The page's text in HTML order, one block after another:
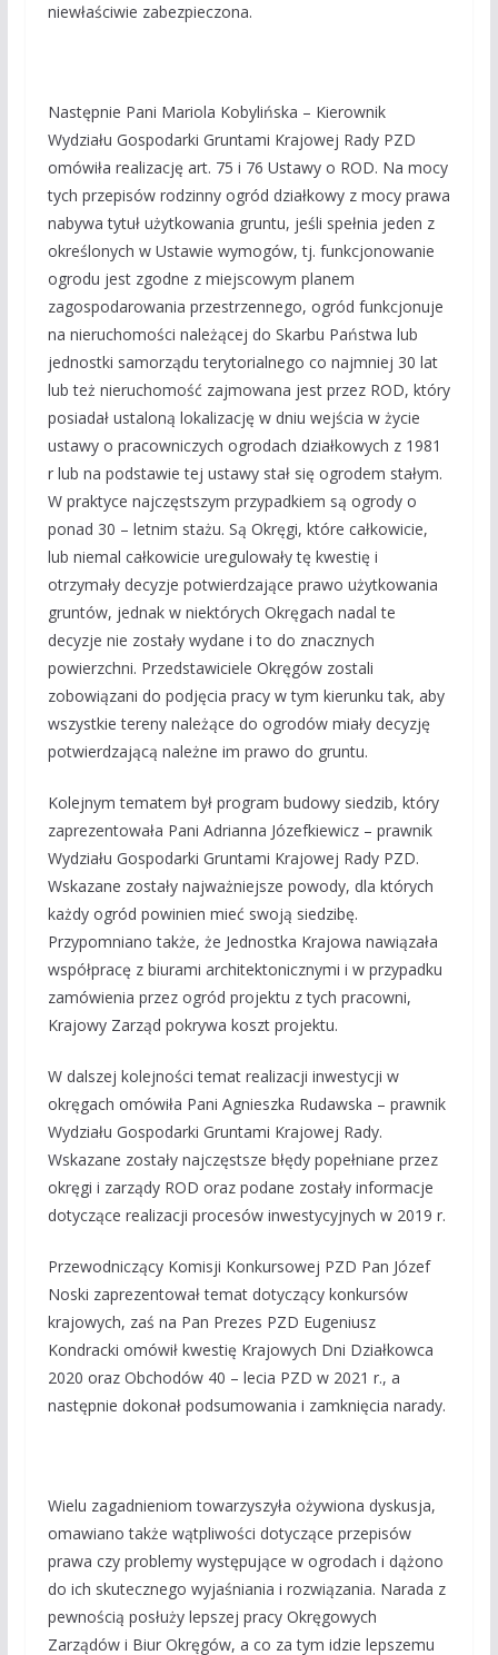
niewłaściwie zabezpieczona.
Następnie Pani Mariola Kobylińska – Kierownik
Wydziału Gospodarki Gruntami Krajowej Rady PZD
omówiła realizację art. 75 i 76 Ustawy o ROD. Na mocy
tych przepisów rodzinny ogród działkowy z mocy prawa
nabywa tytuł użytkowania gruntu, jeśli spełnia jeden z
określonych w Ustawie wymogów, tj. funkcjonowanie
ogrodu jest zgodne z miejscowym planem
zagospodarowania przestrzennego, ogród funkcjonuje
na nieruchomości należącej do Skarbu Państwa lub
jednostki samorządu terytorialnego co najmniej 30 lat
lub też nieruchomość zajmowana jest przez ROD, który
posiadał ustaloną lokalizację w dniu wejścia w życie
ustawy o pracowniczych ogrodach działkowych z 1981
r lub na podstawie tej ustawy stał się ogrodem stałym.
W praktyce najczęstszym przypadkiem są ogrody o
ponad 30 – letnim stażu. Są Okręgi, które całkowicie,
lub niemal całkowicie uregulowały tę kwestię i
otrzymały decyzje potwierdzające prawo użytkowania
gruntów, jednak w niektórych Okręgach nadal te
decyzje nie zostały wydane i to do znacznych
powierzchni. Przedstawiciele Okręgów zostali
zobowiązani do podjęcia pracy w tym kierunku tak, aby
wszystkie tereny należące do ogrodów miały decyzję
potwierdzającą należne im prawo do gruntu.
Kolejnym tematem był program budowy siedzib, który
zaprezentowała Pani Adrianna Józefkiewicz – prawnik
Wydziału Gospodarki Gruntami Krajowej Rady PZD.
Wskazane zostały najważniejsze powody, dla których
każdy ogród powinien mieć swoją siedzibę.
Przypomniano także, że Jednostka Krajowa nawiązała
współpracę z biurami architektonicznymi i w przypadku
zamówienia przez ogród projektu z tych pracowni,
Krajowy Zarząd pokrywa koszt projektu.
W dalszej kolejności temat realizacji inwestycji w
okręgach omówiła Pani Agnieszka Rudawska – prawnik
Wydziału Gospodarki Gruntami Krajowej Rady.
Wskazane zostały najczęstsze błędy popełniane przez
okręgi i zarządy ROD oraz podane zostały informacje
dotyczące realizacji procesów inwestycyjnych w 2019 r.
Przewodniczący Komisji Konkursowej PZD Pan Józef
Noski zaprezentował temat dotyczący konkursów
krajowych, zaś na Pan Prezes PZD Eugeniusz
Kondracki omówił kwestię Krajowych Dni Działkowca
2020 oraz Obchodów 40 – lecia PZD w 2021 r., a
następnie dokonał podsumowania i zamknięcia narady.
Wielu zagadnieniom towarzyszyła ożywiona dyskusja,
omawiano także wątpliwości dotyczące przepisów
prawa czy problemy występujące w ogrodach i dążono
do ich skutecznego wyjaśniania i rozwiązania. Narada z
pewnością posłuży lepszej pracy Okręgowych
Zarządów i Biur Okręgów, a co za tym idzie lepszemu